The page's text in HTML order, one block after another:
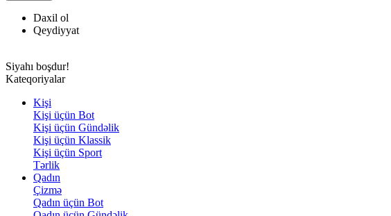
Daxil ol
Qeydiyyat
Siyahı boşdur!
Kateqoriyalar
Kişi
Kişi üçün Bot
Kişi üçün Gündəlik
Kişi üçün Klassik
Kişi üçün Sport
Tərlik
Qadın
Çizmə
Qadın üçün Bot